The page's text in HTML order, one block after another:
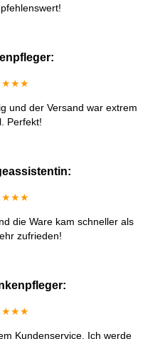
und der Versand war extrem
Perfekt!
die Ware kam schneller als
zufrieden!
Kundenservice. Ich werde